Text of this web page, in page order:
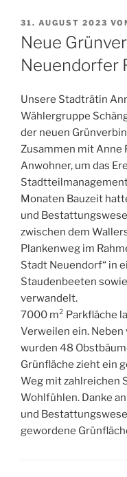
VERÖFFENTLICHT
AM
31. AUGUST 2023
Neue
Neuendorfer
Unsere Stadträtin
Wählergruppe
der neuen
Zusammen mit Anne
Anwohner, um das
Monaten Bauzeit
und
zwischen dem
Plankenweg im
Stadt Neuendorf“ in
Staudenbeeten
verwandelt.
7000 m² Parkfläche
Verweilen ein.
wurden 48
Grünfläche zieht ein
Weg mit zahlreichen
Wohlfühlen. Danke
und
gewordene